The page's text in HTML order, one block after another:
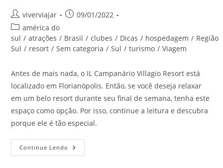
Autor
do
post:
viverviajar
Post09/01/2022
Categoria
do
post:
américa do
sul / atrações / Brasil / clubes / Dicas / hospedagem / Região
Sul / resort / Sem categoria / Sul / turismo / Viagem
Antes de mais nada, o IL Campanário Villagio Resort está
localizado em Florianópolis. Então, se você deseja relaxar
em um belo resort durante seu final de semana, tenha este
espaço como opção. Por isso, continue a leitura e descubra
porque ele é tão especial.
Continue Lendo O
Que